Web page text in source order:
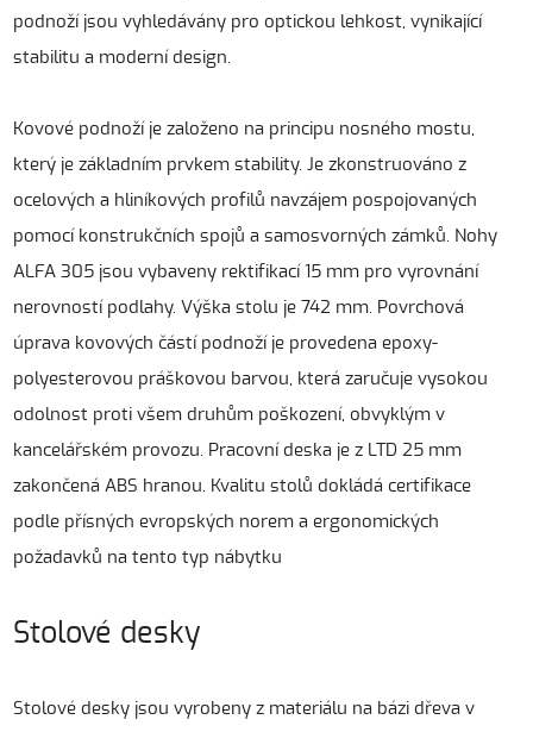
podnoží jsou vyhledávány pro optickou lehkost, vynikající
stabilitu a moderní design.
Kovové podnoží je založeno na principu nosného mostu,
který je základním prvkem stability. Je zkonstruováno z
ocelových a hliníkových profilů navzájem pospojovaných
pomocí konstrukčních spojů a samosvorných zámků. Nohy
ALFA 305 jsou vybaveny rektifikací 15 mm pro vyrovnání
nerovností podlahy. Výška stolu je 742 mm. Povrchová
úprava kovových částí podnoží je provedena epoxy-
polyesterovou práškovou barvou, která zaručuje vysokou
odolnost proti všem druhům poškození, obvyklým v
kancelářském provozu. Pracovní deska je z LTD 25 mm
zakončená ABS hranou. Kvalitu stolů dokládá certifikace
podle přísných evropských norem a ergonomických
požadavků na tento typ nábytku
Stolové desky
Stolové desky jsou vyrobeny z materiálu na bázi dřeva v